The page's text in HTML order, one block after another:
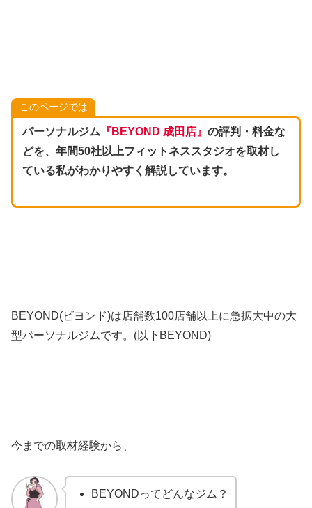
このページでは
パーソナルジム 『BEYOND 成田店』 の評判・料金な
どを、年間50社以上フィットネススタジオを取材し
ている私がわかりやすく解説しています。
BEYOND(ビヨンド)は店舗数100店舗以上に急拡大中の大
型パーソナルジムです。(以下BEYOND)
今までの取材経験から、
BEYONDってどんなジム？